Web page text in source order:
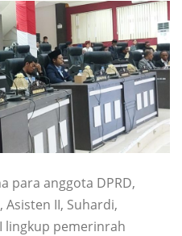
para anggota DPRD,
II, Suhardi,
lingkup pemerinrah